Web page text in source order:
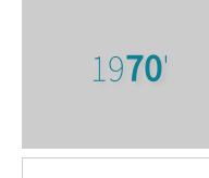
키워드로
사진 아카이브 문서 기
1970'